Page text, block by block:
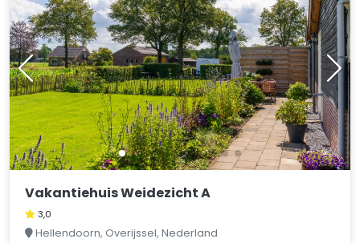
Vakantiehuis Weidezicht A
3,0
Hellendoorn, Overijssel, Nederland